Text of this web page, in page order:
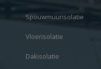
Spouwmuurisolatie
Vloerisolatie
Dakisolatie